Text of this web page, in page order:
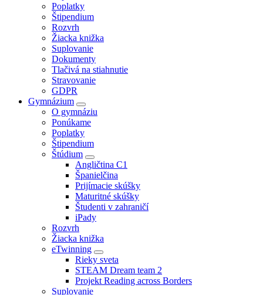
Poplatky
Štipendium
Rozvrh
Žiacka knižka
Suplovanie
Dokumenty
Tlačivá na stiahnutie
Stravovanie
GDPR
Gymnázium
O gymnáziu
Ponúkame
Poplatky
Štipendium
Štúdium
Angličtina C1
Španielčina
Prijímacie skúšky
Maturitné skúšky
Študenti v zahraničí
iPady
Rozvrh
Žiacka knižka
eTwinning
Rieky sveta
STEAM Dream team 2
Projekt Reading across Borders
Suplovanie